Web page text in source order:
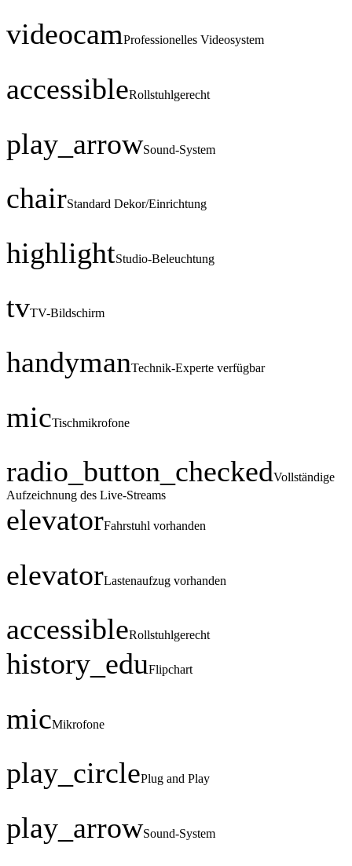
videocamProfessionelles Videosystem
accessibleRollstuhlgerecht
play_arrowSound-System
chairStandard Dekor/Einrichtung
highlightStudio-Beleuchtung
tvTV-Bildschirm
handymanTechnik-Experte verfügbar
micTischmikrofone
radio_button_checkedVollständige
Aufzeichnung des Live-Streams
elevatorFahrstuhl vorhanden
elevatorLastenaufzug vorhanden
accessibleRollstuhlgerecht
history_eduFlipchart
micMikrofone
play_circlePlug and Play
play_arrowSound-System